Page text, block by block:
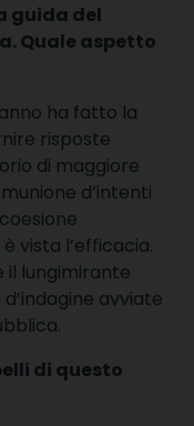
guida del
Quale aspetto
ha fatto la
risposte
di maggiore
d’intenti
vista l’efficacia.
il lungimirante
avviate
di questo